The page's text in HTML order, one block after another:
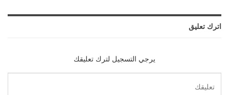
اترك تعليق
يرجي التسجيل لترك تعليقك